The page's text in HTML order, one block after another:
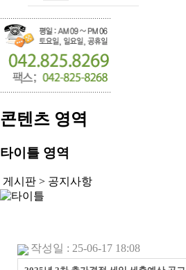
콘텐츠 영역
타이틀 영역
게시판 > 공지사항
작성일 : 25-06-17 18:08